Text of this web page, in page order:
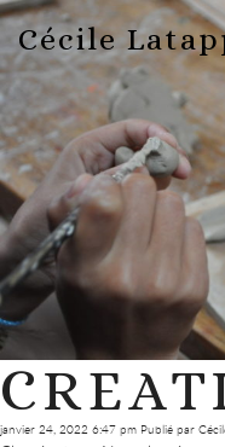
Cécile
janvier 24, 2022 6:47 pm Publié par